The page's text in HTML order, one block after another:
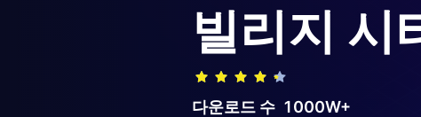
빌리지 시
다운로드 수 1000W+